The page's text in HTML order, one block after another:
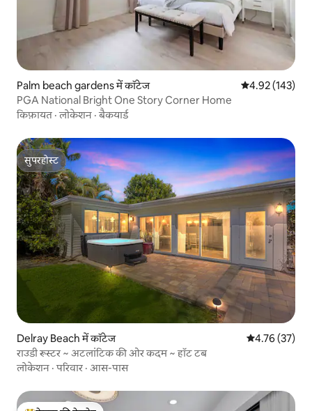
Palm beach gardens में कॉटेज औसत रेटिंग 5 में से
4.92 (143)
PGA National Bright One Story Corner Home
किफ़ायत ·लोकेशन ·बैकयार्ड
सुपरहोस्ट
सुपरहोस्ट
Delray Beach में कॉटेज औसत रेटिंग 5 में
4.76 (37)
राउडी रूस्टर ~ अटलांटिक की ओर कदम ~ हॉट टब
लोकेशन ·परिवार · आस-पास